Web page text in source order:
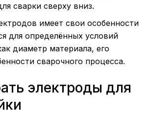
сварки сверху вниз.
имеет свои особенности
для определённых условий
диаметр материала, его
сварочного процесса.
электроды для